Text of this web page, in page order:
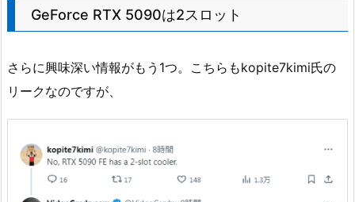
GeForce RTX 5090は2スロット
さらに興味深い情報がもう1つ。こちらもkopite7kimi氏の
リークなのですが、